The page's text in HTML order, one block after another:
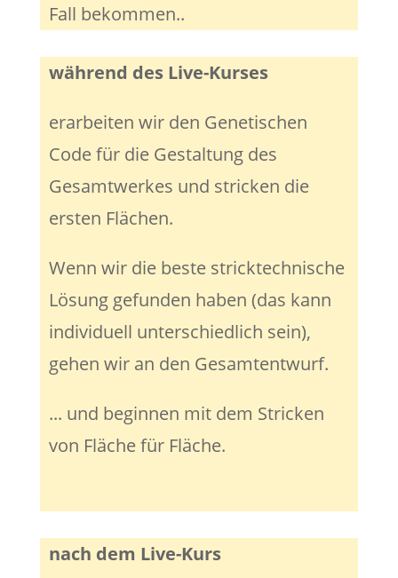
Fall bekommen..
während des Live-Kurses
erarbeiten wir den Genetischen
Code für die Gestaltung des
Gesamtwerkes und stricken die
ersten Flächen.
Wenn wir die beste stricktechnische
Lösung gefunden haben (das kann
individuell unterschiedlich sein),
gehen wir an den Gesamtentwurf.
... und beginnen mit dem Stricken
von Fläche für Fläche.
nach dem Live-Kurs